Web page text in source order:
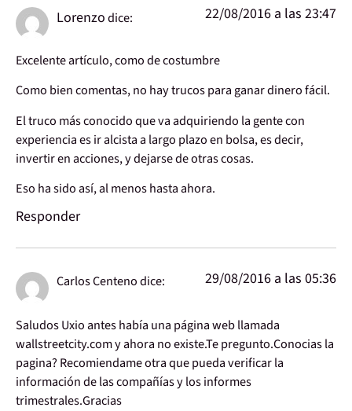
Lorenzodice: 22/08/2016 a las 23:47
Excelente artículo, como de costumbre
Como bien comentas, no hay trucos para ganar dinero fácil.
El truco más conocido que va adquiriendo la gente con
experiencia es ir alcista a largo plazo en bolsa, es decir,
invertir en acciones, y dejarse de otras cosas.
Eso ha sido así, al menos hasta ahora.
Responder
Carlos Centenodice: 29/08/2016 a las 05:36
Saludos Uxio antes había una página web llamada
wallstreetcity.com y ahora no existe.Te pregunto.Conocias la
pagina? Recomiendame otra que pueda verificar la
información de las compañías y los informes
trimestrales.Gracias